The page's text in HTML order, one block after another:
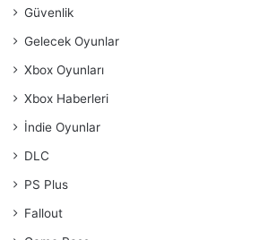
Güvenlik
Gelecek Oyunlar
Xbox Oyunları
Xbox Haberleri
İndie Oyunlar
DLC
PS Plus
Fallout